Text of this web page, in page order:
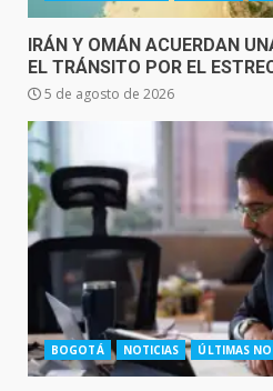
IRÁN Y OMÁN ACUERDAN
EL TRÁNSITO POR EL
5 de agosto de 2026
BOGOTÁ NOTICIAS ÚLTIMAS